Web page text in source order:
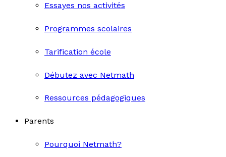
Essayes nos activités
Programmes scolaires
Tarification école
Débutez avec Netmath
Ressources pédagogiques
Parents
Pourquoi Netmath?